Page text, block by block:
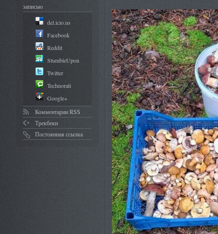
записью
del.icio.us
Facebook
Reddit
StumbleUpon
Twitter
Technorati
Google+
Комментарии RSS
Трекбеки
Постоянная ссылка